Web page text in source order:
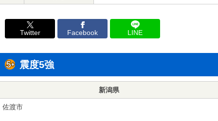
Twitter Facebook LINE
震度5強
新潟県
佐渡市